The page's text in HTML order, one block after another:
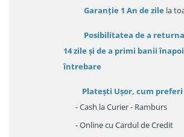
Garanție 1 An de zile la
Posibilitatea de a
14 zileși de a primi banii
întrebare
Platești Ușor, cum preferi
- Cash la Curier - Ramburs
- Online cu Cardul de Credit